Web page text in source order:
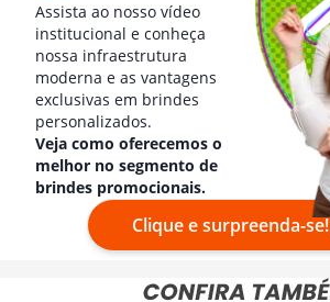
Assista ao nosso vídeo
institucional e conheça
nossa infraestrutura
moderna e as vantagens
exclusivas em brindes
personalizados.
Veja como oferecemos o
melhor no segmento de
brindes promocionais.
Clique e surpreenda-se!